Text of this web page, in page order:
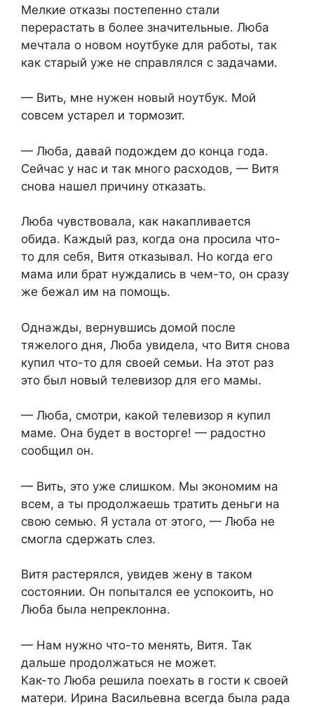
Мелкие отказы постепенно стали
перерастать в более значительные. Люба
мечтала о новом ноутбуке для работы, так
как старый уже не справлялся с задачами.
— Вить, мне нужен новый ноутбук. Мой
совсем устарел и тормозит.
— Люба, давай подождем до конца года.
Сейчас у нас и так много расходов, — Витя
снова нашел причину отказать.
Люба чувствовала, как накапливается
обида. Каждый раз, когда она просила что-
то для себя, Витя отказывал. Но когда его
мама или брат нуждались в чем-то, он сразу
же бежал им на помощь.
Однажды, вернувшись домой после
тяжелого дня, Люба увидела, что Витя снова
купил что-то для своей семьи. На этот раз
это был новый телевизор для его мамы.
— Люба, смотри, какой телевизор я купил
маме. Она будет в восторге! — радостно
сообщил он.
— Вить, это уже слишком. Мы экономим на
всем, а ты продолжаешь тратить деньги на
свою семью. Я устала от этого, — Люба не
смогла сдержать слез.
Витя растерялся, увидев жену в таком
состоянии. Он попытался ее успокоить, но
Люба была непреклонна.
— Нам нужно что-то менять, Витя. Так
дальше продолжаться не может.
Как-то Люба решила поехать в гости к своей
матери. Ирина Васильевна всегда была рада